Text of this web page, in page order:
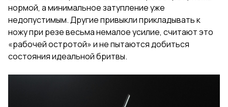
нормой, а минимальное затупление уже
недопустимым. Другие привыкли прикладывать к
ножу при резе весьма немалое усилие, считают это
«рабочей остротой» и не пытаются добиться
состояния идеальной бритвы.